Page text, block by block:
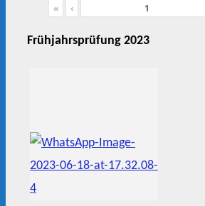
« ‹
Frühjahrsprüfung 2023